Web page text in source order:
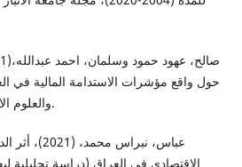
حول واقع مؤشرات الاستدامة المالية في
والعلوم الادارية جامعة واسط عدد 13.
عباس، نبراس
الاقتصادي في العراق (دراسة تحليلية